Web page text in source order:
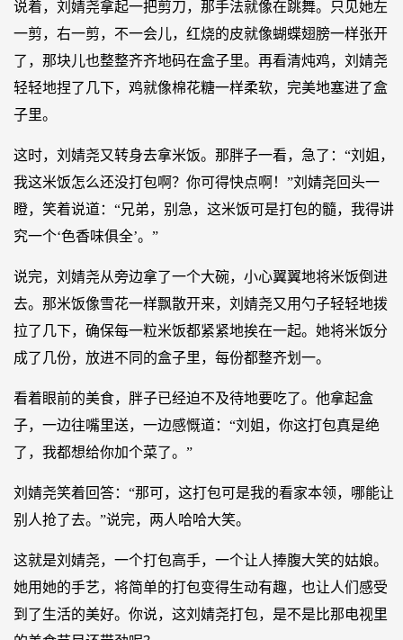
说着，刘婧尧拿起一把剪刀，那手法就像在跳舞。只见她左
一剪，右一剪，不一会儿，红烧的皮就像蝴蝶翅膀一样张开
了，那块儿也整整齐齐地码在盒子里。再看清炖鸡，刘婧尧
轻轻地捏了几下，鸡就像棉花糖一样柔软，完美地塞进了盒
子里。
这时，刘婧尧又转身去拿米饭。那胖子一看，急了：“刘姐，
我这米饭怎么还没打包啊？你可得快点啊！”刘婧尧回头一
瞪，笑着说道：“兄弟，别急，这米饭可是打包的髓，我得讲
究一个‘色香味俱全’。”
说完，刘婧尧从旁边拿了一个大碗，小心翼翼地将米饭倒进
去。那米饭像雪花一样飘散开来，刘婧尧又用勺子轻轻地拨
拉了几下，确保每一粒米饭都紧紧地挨在一起。她将米饭分
成了几份，放进不同的盒子里，每份都整齐划一。
看着眼前的美食，胖子已经迫不及待地要吃了。他拿起盒
子，一边往嘴里送，一边感慨道：“刘姐，你这打包真是绝
了，我都想给你加个菜了。”
刘婧尧笑着回答：“那可，这打包可是我的看家本领，哪能让
别人抢了去。”说完，两人哈哈大笑。
这就是刘婧尧，一个打包高手，一个让人捧腹大笑的姑娘。
她用她的手艺，将简单的打包变得生动有趣，也让人们感受
到了生活的美好。你说，这刘婧尧打包，是不是比那电视里